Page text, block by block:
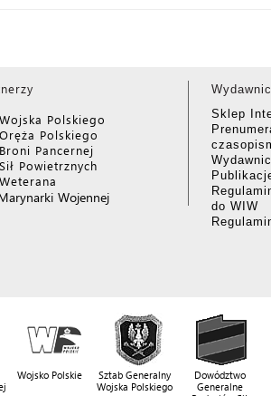
Polskiego
Polskiego
Pancernej
Powietrznych
Wojennej
Sklep
do WIW
Wojsko Polskie
Sztab Generalny
Wojska Polskiego
Dowództwo
Generalne